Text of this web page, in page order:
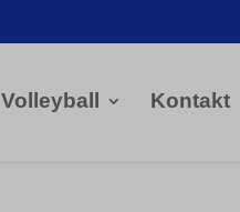
Volleyball Kontakt